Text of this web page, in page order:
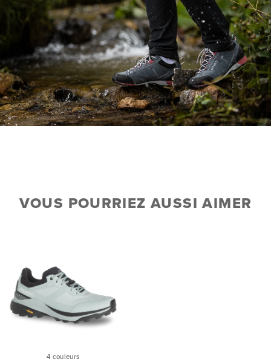
VOUS POURRIEZ AUSSI AIMER
4 couleurs